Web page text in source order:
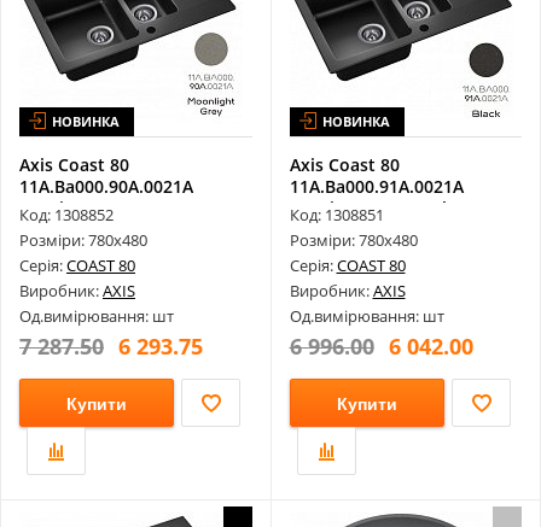
НОВИНКА
Axis Coast 80
11A.Ba000.90A.0021A
Гранітне Миття, Mo...
Код: 1308852
Розміри: 780х480
Серія:COAST 80
Виробник:AXIS
Од.вимірювання: шт
7 287.50 6 293.75
Купити
НОВИНКА
Axis Coast 80
11A.Ba000.91A.0021A
Гранітне Миття, Bl...
Код: 1308851
Розміри: 780х480
Серія:COAST 80
Виробник:AXIS
Од.вимірювання: шт
6 996.00 6 042.00
Купити